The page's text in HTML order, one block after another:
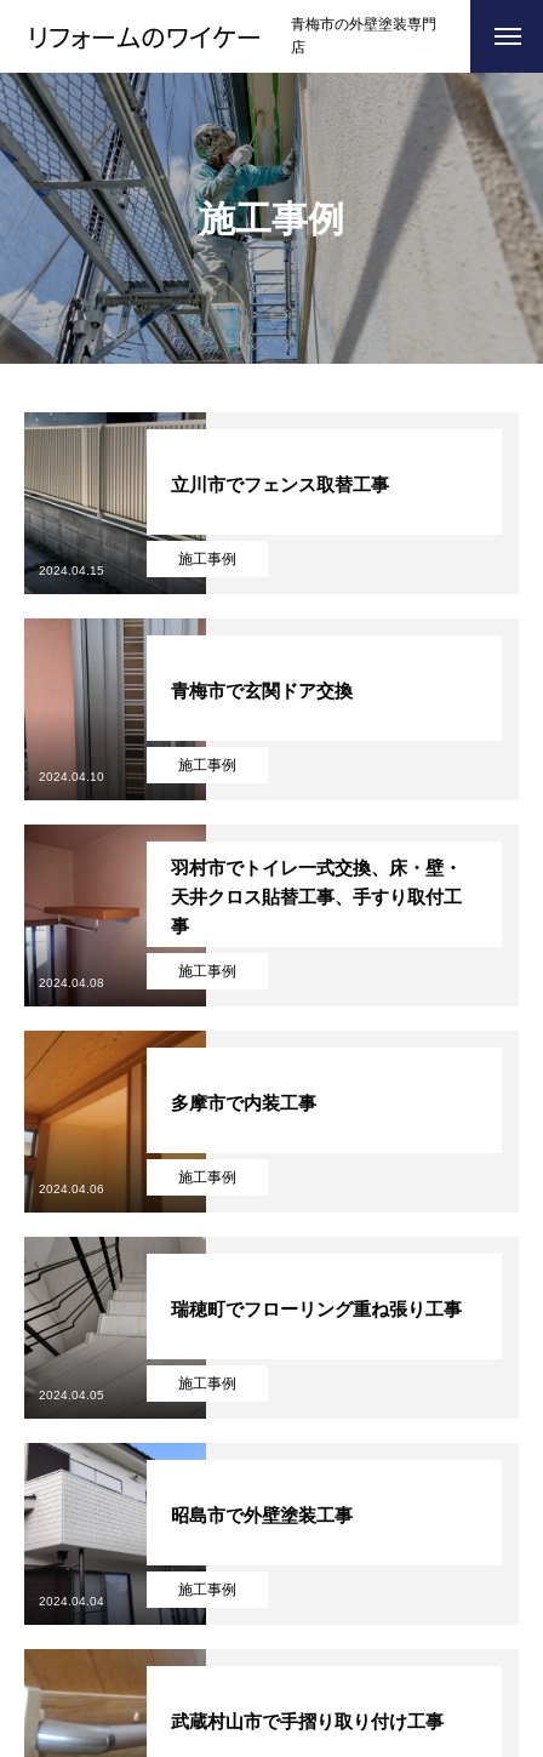
青梅市の外壁塗装専門
店
ホーム HOME
浴槽塗装
３つのこだわり CONCEPT
施工事例
お問い合わせからの流れ
会社案内
協力下請け業者募集
お問い合わせ
浴槽塗装 ３つのこだわり 施工事例
施工事例
施工事例
立川市でフェンス取替工事
2024.04.15
施工事例
青梅市で玄関ドア交換
2024.04.10
施工事例
羽村市でトイレ一式交換、床・壁・
天井クロス貼替工事、手すり取付工
事
2024.04.08
施工事例
多摩市で内装工事
2024.04.06
施工事例
瑞穂町でフローリング重ね張り工事
2024.04.05
施工事例
昭島市で外壁塗装工事
2024.04.04
武蔵村山市で手摺り取り付け工事